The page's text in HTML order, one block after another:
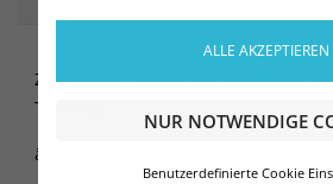
ALLE AKZEPTIEREN
NUR NOTWENDIGE
Benutzerdefinierte Cookie
Zuverlässig, robust und
Training.
äußerst strapazierfähiges